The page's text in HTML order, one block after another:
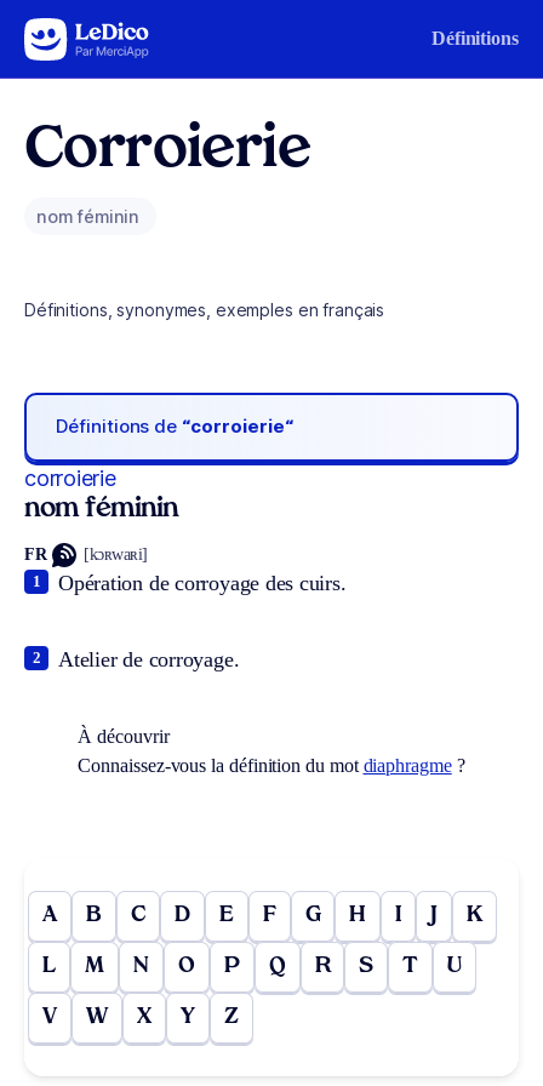
Aller au contenu Définitions
Corroierie
nom féminin
Définitions, synonymes, exemples en français
Définitions de “corroierie“
corroierie
nom féminin
FR [kɔʀwaʀi]
Opération de corroyage des cuirs.
1
Atelier de corroyage.
2
À découvrir
Connaissez-vous la définition du mot diaphragme?
A B C D E F G H I J K
L M N O P Q R S T U
V W X Y Z